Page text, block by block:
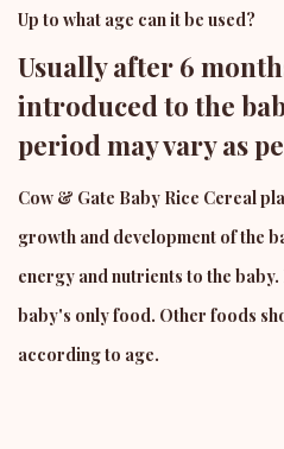
Up to what age can it be used?
Usually after 6
introduced to the
period may vary as
Cow & Gate Baby Rice Cereal
growth and development of the
energy and nutrients to the
baby's only food. Other foods
according to age.